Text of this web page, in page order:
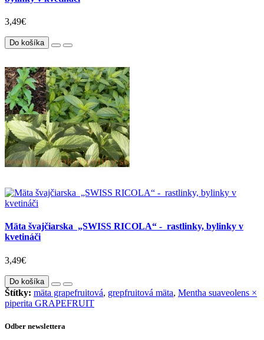
3,49€
Do košíka
Mäta švajčiarska „SWISS RICOLA“ - rastlinky, bylinky v
kvetináči
3,49€
Do košíka
Štítky: mäta grapefruitová, grepfruitová mäta, Mentha suaveolens ×
piperita GRAPEFRUIT
Odber newslettera